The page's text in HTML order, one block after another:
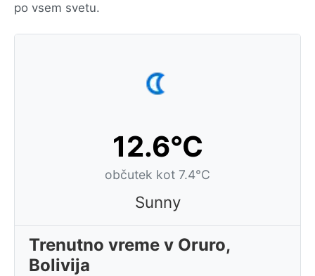
po vsem svetu.
12.6°C
občutek kot 7.4°C
Sunny
Trenutno vreme v Oruro,
Bolivija